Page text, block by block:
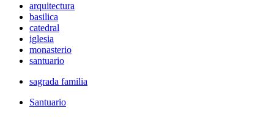
arquitectura
basilica
catedral
iglesia
monasterio
santuario
sagrada familia
Santuario